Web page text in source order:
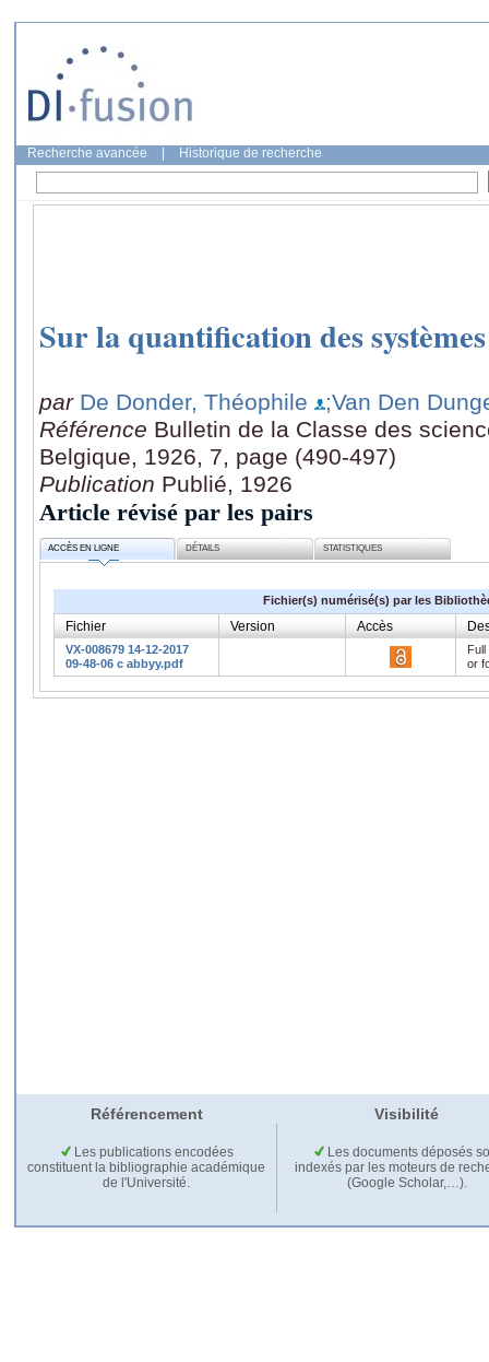
Recherche avancée Historique de recherche
Sur la quantification des
par De Donder, Théophile
;Van Den
Référence Bulletin de la Classe des
Belgique, 1926, 7, page (490-497)
Publication Publié, 1926
Article révisé par les pairs
ACCÈS EN LIGNE DÉTAILS STATISTIQUES
Fichier(s) numérisé(s) par les
Fichier Version Accès
VX-008679 14-12-2017
09-48-06 c abbyy.pdf
or
Référencement Visibilité
Les publications encodées
constituent la bibliographie académique
de l'Université.
Les documents déposés
indexés par les moteurs de
(Google Scholar,…).